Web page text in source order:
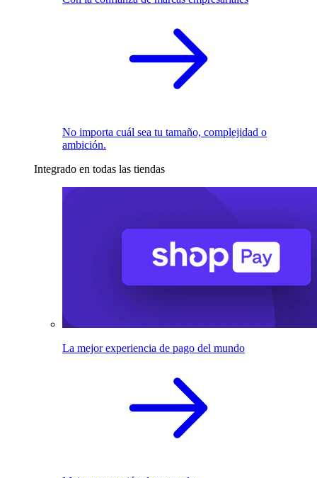
No importa cuál sea tu tamaño, complejidad o
ambición.
Integrado en todas las tiendas
La mejor experiencia de pago del mundo